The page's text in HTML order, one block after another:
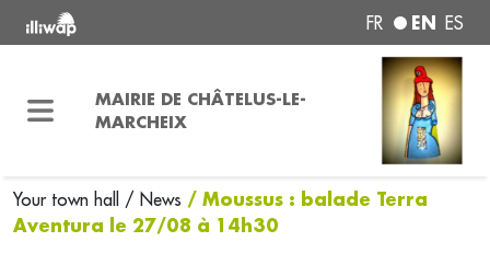
FR EN ES
MAIRIE DE CHÂTELUS-LE-
MARCHEIX
Your town hall / News / Moussus : balade Terra
Aventura le 27/08 à 14h30